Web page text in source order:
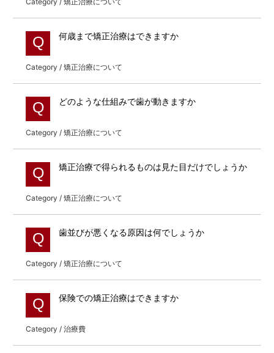
Q 何歳まで矯正治療はできますか
Category / 矯正治療について
Q どのような仕組みで歯が動きますか
Category / 矯正治療について
Q 矯正治療で得られるものは見た目だけでしょうか
Category / 矯正治療について
Q 歯並びが悪くなる原因は何でしょうか
Category / 矯正治療について
Q 保険での矯正治療はできますか
Category / 治療費